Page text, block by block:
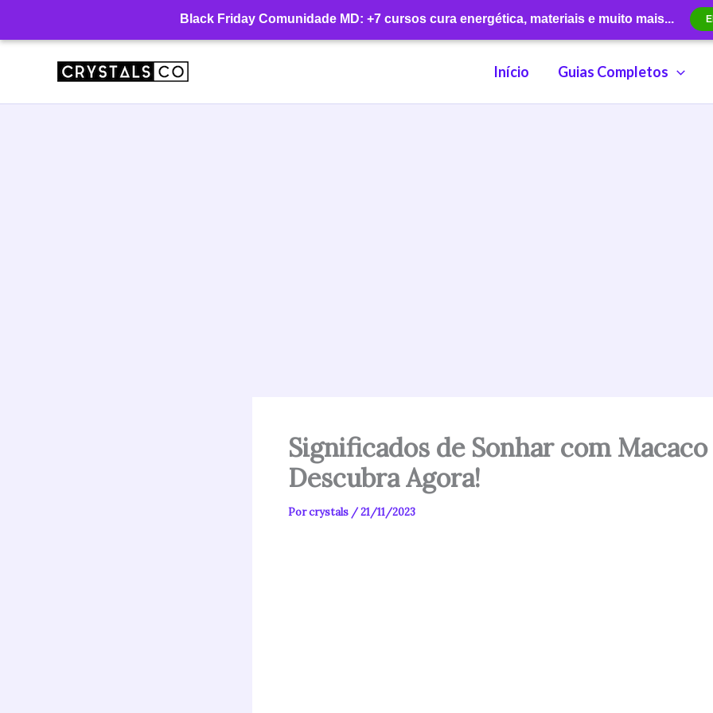
Black Friday Comunidade MD: +7 cursos cura energética, materiais e muito mais...
conteúdo
Início Guias Completos
Significados de Sonhar com
Descubra Agora!
Porcrystals /21/11/2023